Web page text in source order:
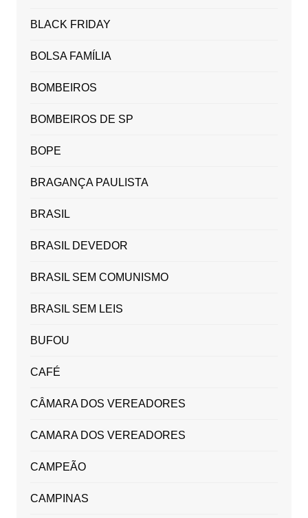
BLACK FRIDAY
BOLSA FAMÍLIA
BOMBEIROS
BOMBEIROS DE SP
BOPE
BRAGANÇA PAULISTA
BRASIL
BRASIL DEVEDOR
BRASIL SEM COMUNISMO
BRASIL SEM LEIS
BUFOU
CAFÉ
CÂMARA DOS VEREADORES
CAMARA DOS VEREADORES
CAMPEÃO
CAMPINAS